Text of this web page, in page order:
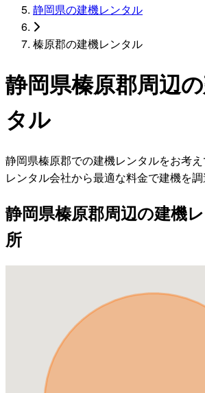
静岡県の建機レンタル
榛原郡の建機レンタル
静岡県榛原郡周辺
タル
静岡県榛原郡での建機レンタルをお考
レンタル会社から最適な料金で建機を調
静岡県榛原郡周辺の建機
所